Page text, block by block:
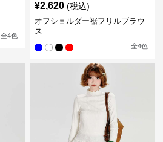
全4色
¥2,620 (税込)
オフショルダー裾フリルブラウ
ス
全4色